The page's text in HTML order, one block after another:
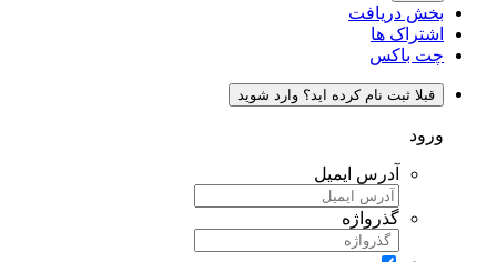
بخش دریافت
اشتراک ها
چت باکس
قبلا ثبت نام کرده اید؟ وارد شوید
ورود
آدرس ایمیل
گذرواژه